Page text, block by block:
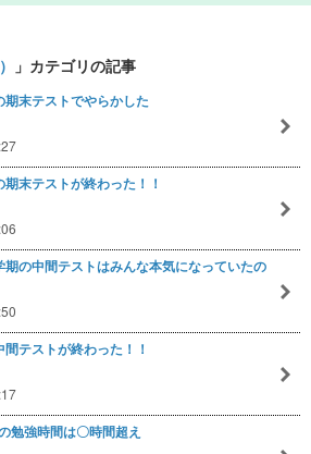
」カテゴリの記事
期末テストでやらかした
期末テストが終わった！！
期の中間テストはみんな本気になっていたの
間テストが終わった！！
勉強時間は〇時間超え